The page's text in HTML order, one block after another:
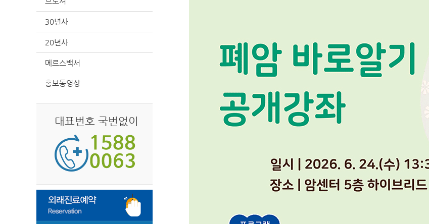
30년사
20년사
메르스백서
홍보동영상
대표번호 국번없이